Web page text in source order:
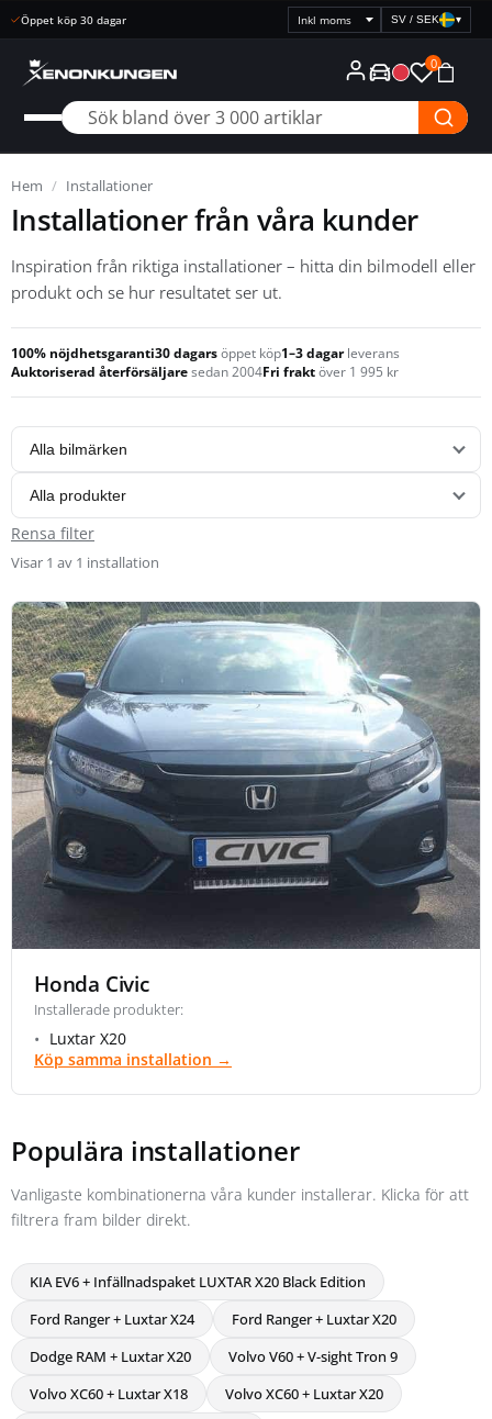
Välj
prisvisning
SV / SEK ▾
0
Hem / Installationer
Installationer från våra kunder
Inspiration från riktiga installationer – hitta din bilmodell eller
produkt och se hur resultatet ser ut.
100% nöjdhetsgaranti30 dagarsöppet köp1–3 dagar leverans
Auktoriserad återförsäljaresedan 2004Fri fraktöver 1 995 kr
Rensa filter
Visar 1 av 1 installation
Honda Civic
Installerade produkter:
Luxtar X20
Köp samma installation →
Populära installationer
Vanligaste kombinationerna våra kunder installerar. Klicka för att
filtrera fram bilder direkt.
KIA EV6 + Infällnadspaket LUXTAR X20 Black Edition
Ford Ranger + Luxtar X24
Ford Ranger + Luxtar X20
Dodge RAM + Luxtar X20
Volvo V60 + V-sight Tron 9
Volvo XC60 + Luxtar X18
Volvo XC60 + Luxtar X20